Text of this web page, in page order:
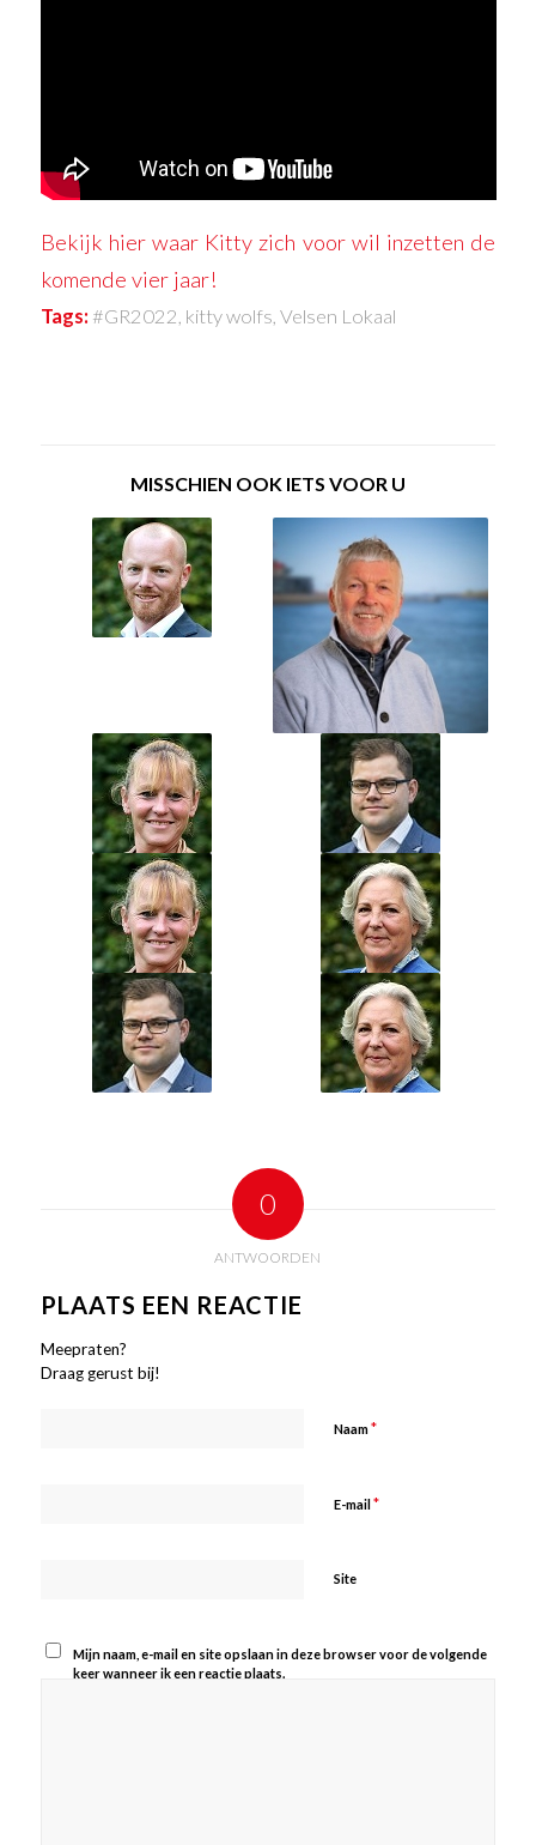
Bekijk hier waar Kitty zich voor wil inzetten de
komende vier jaar!
Tags: #GR2022, kitty wolfs, Velsen Lokaal
MISSCHIEN OOK IETS VOOR U
0
ANTWOORDEN
PLAATS EEN REACTIE
Meepraten?
Draag gerust bij!
Naam*
E-mail*
Site
Mijn naam, e-mail en site opslaan in deze browser voor de volgende
keer wanneer ik een reactie plaats.